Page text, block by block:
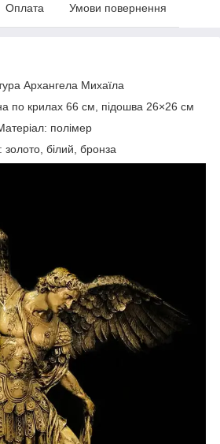
Оплата Умови повернення
Архангела Михаїла
по крилах 66 см, підошва 26×26 см
полімер
золото, білий, бронза